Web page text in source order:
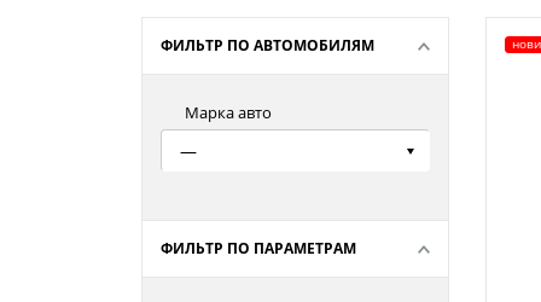
ФИЛЬТР ПО АВТОМОБИЛЯМ
Марка авто
—
ФИЛЬТР ПО ПАРАМЕТРАМ